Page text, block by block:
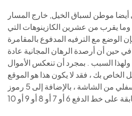
أيضا موطن لسباق الخيل, خارج المسار
وما يقرب من عشرين الكازينوهات التي
الوضع مع الترفيه المدفوع بالمقامرة
حين أن أرصدة الرهان المجانية عادة
السبب . بمجرد أن تنعكس الأموال
بك ، فقد لا يكون هذا هو الموقع
المناسب لك. في الجزء السفلي من الشاشة ، بالإضافة إلى 5 رموز